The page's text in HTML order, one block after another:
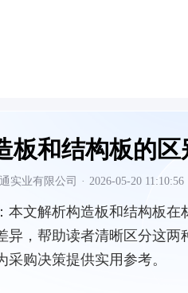
板和结构板的区
实业有限公司 · 2026-05-20 11:10:56
本文解析构造板和结构板在
异，帮助读者清晰区分这两
采购决策提供实用参考。